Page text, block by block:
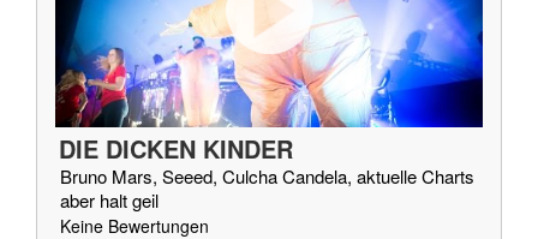
DIE DICKEN KINDER
Bruno Mars, Seeed, Culcha Candela, aktuelle Charts
aber halt geil
Keine Bewertungen